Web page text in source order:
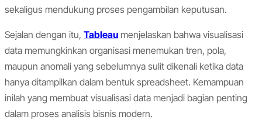
sekaligus mendukung proses pengambilan keputusan.
Sejalan dengan itu, Tableau menjelaskan bahwa visualisasi
data memungkinkan organisasi menemukan tren, pola,
maupun anomali yang sebelumnya sulit dikenali ketika data
hanya ditampilkan dalam bentuk spreadsheet. Kemampuan
inilah yang membuat visualisasi data menjadi bagian penting
dalam proses analisis bisnis modern.